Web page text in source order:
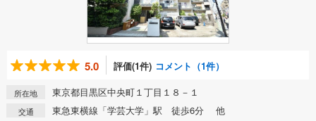
5.0 評価(1件) コメント（1件）
所在地 東京都目黒区中央町１丁目１８－１
交通 東急東横線「学芸大学」駅 徒歩6分 他